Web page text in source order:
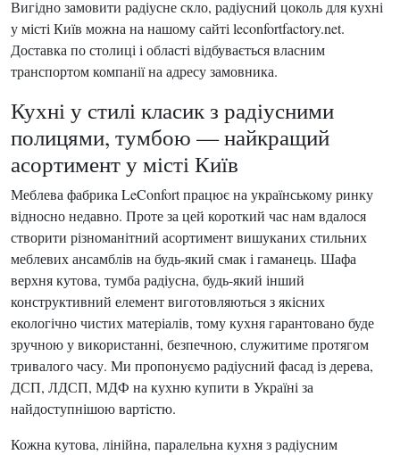
Вигідно замовити радіусне скло, радіусний цоколь для кухні
у місті Київ можна на нашому сайті leconfortfactory.net.
Доставка по столиці і області відбувається власним
транспортом компанії на адресу замовника.
Кухні у стилі класик з радіусними
полицями, тумбою — найкращий
асортимент у місті Київ
Меблева фабрика LeConfort працює на українському ринку
відносно недавно. Проте за цей короткий час нам вдалося
створити різноманітний асортимент вишуканих стильних
меблевих ансамблів на будь-який смак і гаманець. Шафа
верхня кутова, тумба радіусна, будь-який інший
конструктивний елемент виготовляються з якісних
екологічно чистих матеріалів, тому кухня гарантовано буде
зручною у використанні, безпечною, служитиме протягом
тривалого часу. Ми пропонуємо радіусний фасад із дерева,
ДСП, ЛДСП, МДФ на кухню купити в Україні за
найдоступнішою вартістю.
Кожна кутова, лінійна, паралельна кухня з радіусним